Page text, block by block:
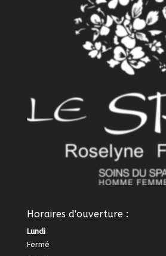
Horaires d'ouverture :
Lundi
Fermé